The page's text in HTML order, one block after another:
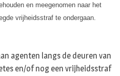
en meegenomen naar het
vrijheidsstraf te ondergaan.
agenten langs de deuren van
en/of nog een vrijheidsstraf